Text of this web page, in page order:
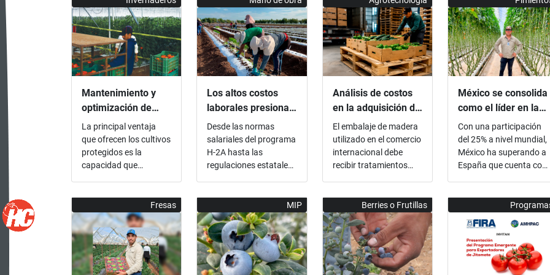
Mantenimiento y
optimización de
microclimas en
invernaderos
La principal ventaja
que ofrecen los cultivos
protegidos es la
capacidad que
determinadas
condiciones climáticas
y contrarrestar los
efectos negativos ...
Los altos costos
laborales presionan
a los productores
de hortalizas de
EUA
Desde las normas
salariales del programa
H-2A hasta las
regulaciones estatales,
que la escalada de los
costos laborales está
mermando lo...
Análisis de costos
en la adquisición de
tarimas
El embalaje de madera
utilizado en el comercio
internacional debe
recibir tratamientos
evitar la propagación
de plagas....
México se consolida
como el líder en la
exportación de Bell
peppers
Con una participación
del 25% a nivel mundial,
México ha superando a
España que cuenta con
Estados Unidos 4%,
Organización Mundial
de Comercio ...
Fresas MIP Berries o Frutillas